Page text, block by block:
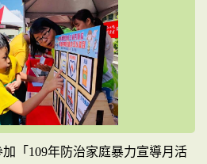
「109年防治家庭暴力宣導月活